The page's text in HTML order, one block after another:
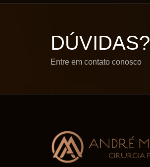
DÚVIDAS?
Entre em contato conosco